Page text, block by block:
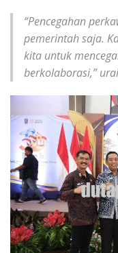
“Pencegahan
pemerintah saja.
kita untuk
berkolaborasi,”